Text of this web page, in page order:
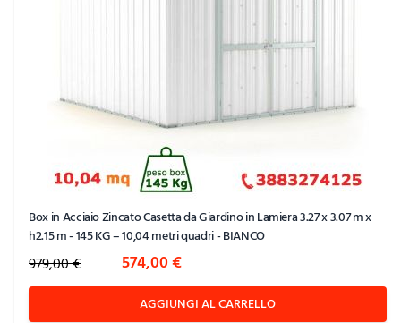
Box in Acciaio Zincato Casetta da Giardino in Lamiera 3.27 x 3.07 m x
h2.15 m - 145 KG – 10,04 metri quadri - BIANCO
979,00 € Special Price
574,00 €
AGGIUNGI AL CARRELLO